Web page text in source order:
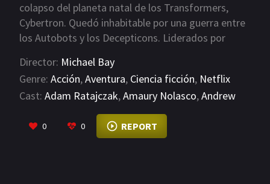
2019 2018
2014 2006
2002
colapso del planeta natal de los Transformers,
Cybertron. Quedó inhabitable por una guerra entre
los Autobots y los Decepticons. Liderados por
Suprema para poder usarla para apoderarse del
universo. Los Autobots quieren encontrar la Chispa
Suprema para usarla para reconstruir Cybertron y
finalizar la guerra. Megatron logró localizar la
Chispa Suprema en la Tierra, pero se estrelló en el
Director: Michael Bay
Genre: Acción,Aventura, Ciencia ficción, Netflix
Cast: Adam Ratajczak,Amaury Nolasco,Andrew
0 0 REPORT